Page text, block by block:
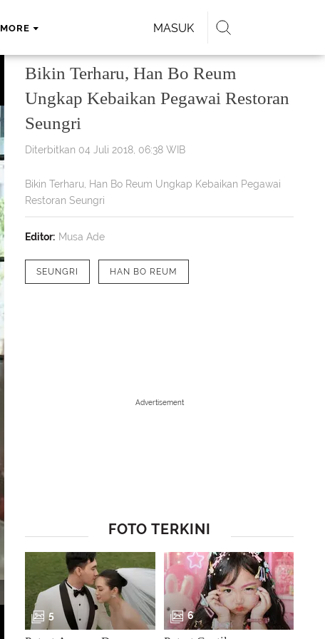
MORE MASUK
Buktinya Seungri membuka beberapa bisnis, salah satunya adalah
perbincangan publik karena kebaikan salah satu pegawainya. (Foto:
Bikin Terharu, Han Bo Reum
Ungkap Kebaikan Pegawai Restoran
Seungri
Diterbitkan 04 Juli 2018, 06:38 WIB
Bikin Terharu, Han Bo Reum Ungkap Kebaikan Pegawai
Restoran Seungri
Editor: Musa Ade
SEUNGRI HAN BO REUM
Advertisement
FOTO TERKINI
5 6